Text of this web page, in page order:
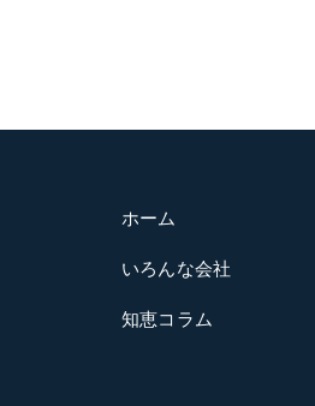
ホーム
いろんな会社
知恵コラム